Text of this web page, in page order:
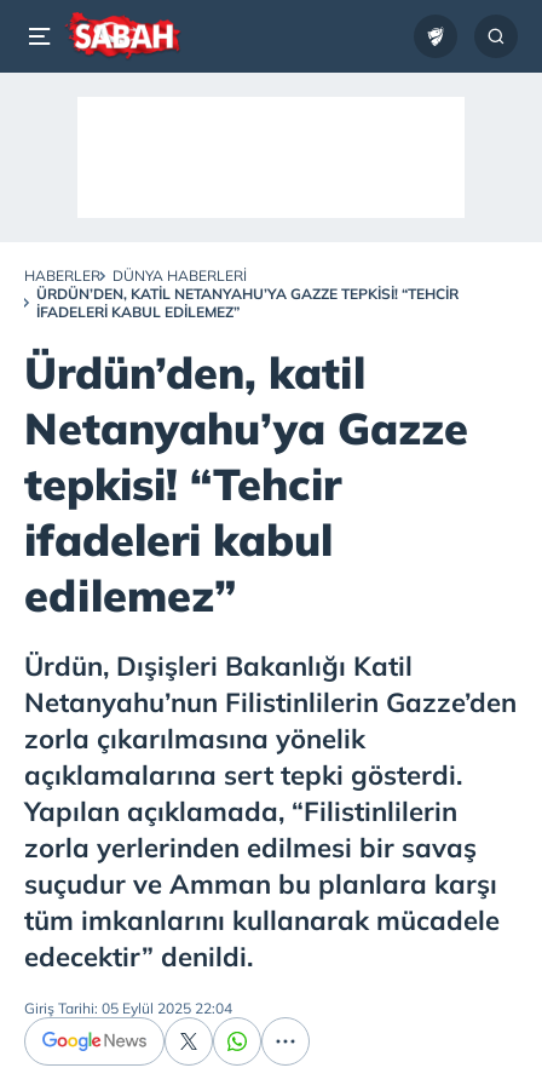
HABERLER
DÜNYA HABERLERI
ÜRDÜN’DEN, KATIL NETANYAHU’YA GAZZE TEPKISI! “TEHCIR
IFADELERI KABUL EDILEMEZ”
Ürdün’den, katil
Netanyahu’ya Gazze
tepkisi! “Tehcir
ifadeleri kabul
edilemez”
Ürdün, Dışişleri Bakanlığı Katil
Netanyahu’nun Filistinlilerin Gazze’den
zorla çıkarılmasına yönelik
açıklamalarına sert tepki gösterdi.
Yapılan açıklamada, “Filistinlilerin
zorla yerlerinden edilmesi bir savaş
suçudur ve Amman bu planlara karşı
tüm imkanlarını kullanarak mücadele
edecektir” denildi.
Giriş Tarihi: 05 Eylül 2025 22:04